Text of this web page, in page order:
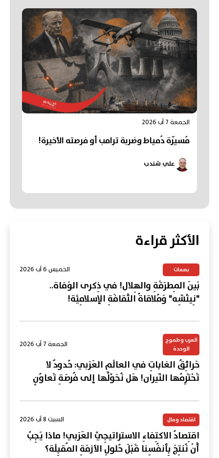
الجمعة 7 آب 2026
مُسيّرة دُمياط وضربة ترامب أو فرصته الأخيرة!
علي شندب
الأكثر قراءة
بصمات الخميس 6 آب 2026
بَينَ المِطرَقَةِ والهِلال! في ذِكرى الوَفاة..
"نِيتْشِه" وَمُلاقاةُ الثَّقافَةِ الإسلامِيَّة!
العرب وطموح
الوحدة
الجمعة 7 آب 2026
حَرائِقُ الغاباتِ في العالَمِ العَرَبي: حُدودٌ لا
تَحْتَرِمُها النّيران! هَل نُحَوِّلُها إلى فُرصَةِ تَعاوُنٍ
اقتصاد ومال السبت 8 آب 2026
اقتِصادُ الاكتِفاءِ الاستراتيجِيِّ العَرَبي! ماذا يَجِبُ
أَنْ نُنتِجَ بِأنفُسِنا قَبْلَ حُلولِ الأزمَةِ المُقبِلَة؟